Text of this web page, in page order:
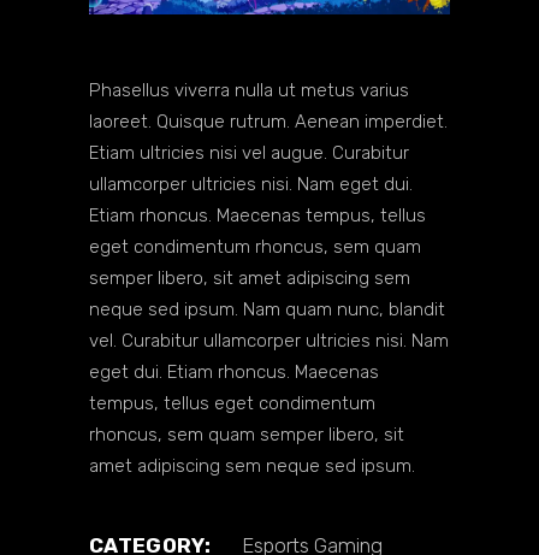
Phasellus viverra nulla ut metus varius
laoreet. Quisque rutrum. Aenean imperdiet.
Etiam ultricies nisi vel augue. Curabitur
ullamcorper ultricies nisi. Nam eget dui.
Etiam rhoncus. Maecenas tempus, tellus
eget condimentum rhoncus, sem quam
semper libero, sit amet adipiscing sem
neque sed ipsum. Nam quam nunc, blandit
vel. Curabitur ullamcorper ultricies nisi. Nam
eget dui. Etiam rhoncus. Maecenas
tempus, tellus eget condimentum
rhoncus, sem quam semper libero, sit
amet adipiscing sem neque sed ipsum.
CATEGORY: Esports Gaming